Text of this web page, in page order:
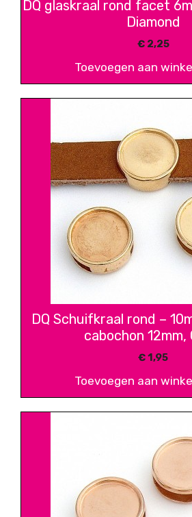
DQ glaskraal rond facet
Diamond
€2,25
Toevoegen aan
DQ Schuifkraal rond –
cabochon 12mm,
€1,95
Toevoegen aan